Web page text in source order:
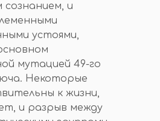
сознанием, и
устоями,
мутацией 49-го
Некоторые
к жизни,
и разрыв между